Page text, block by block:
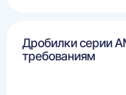
Дробилки серии
требованиям